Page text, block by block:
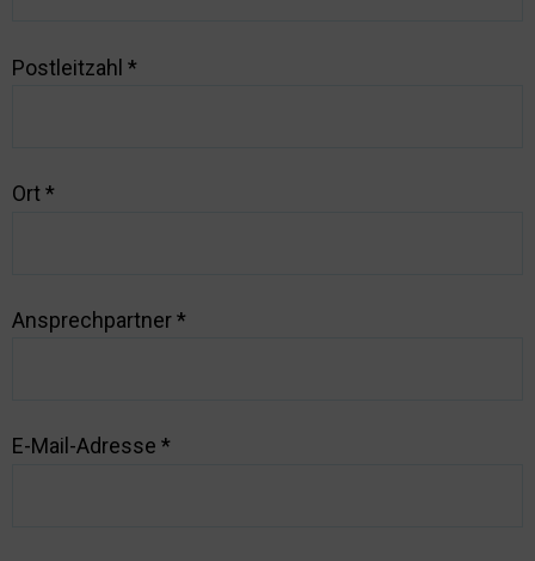
Postleitzahl *
Ort *
Ansprechpartner *
E-Mail-Adresse *